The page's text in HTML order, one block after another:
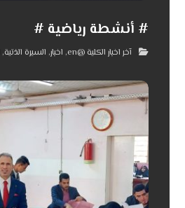
# أنشطة رياضية #
آخر اخبار الكلية @en , اخبار, السيرة الذتية,